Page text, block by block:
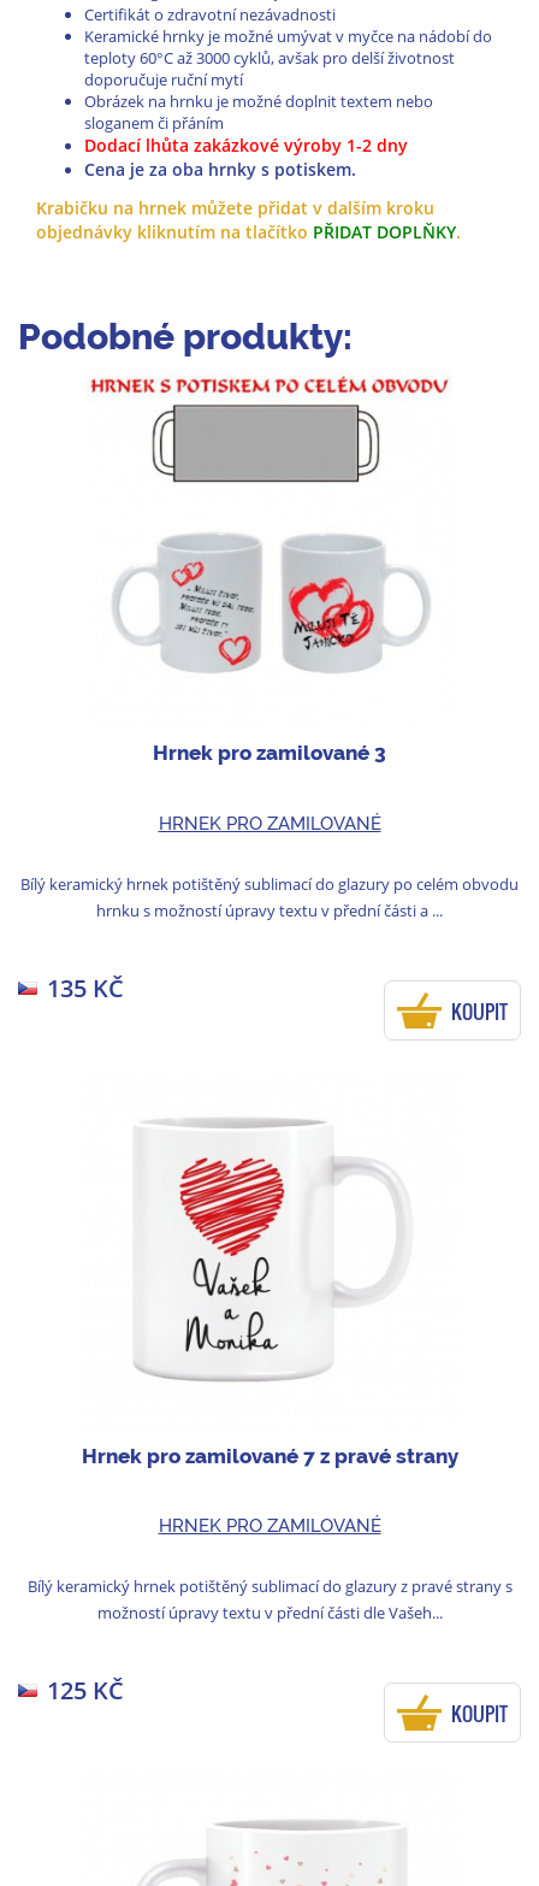
Certifikát o zdravotní nezávadnosti
Keramické hrnky je možné umývat v myčce na nádobí do
teploty 60°C až 3000 cyklů, avšak pro delší životnost
doporučuje ruční mytí
Obrázek na hrnku je možné doplnit textem nebo
sloganem či přáním
Dodací lhůta zakázkové výroby 1-2 dny
Cena je za oba hrnky s potiskem.
Krabičku na hrnek můžete přidat v dalším kroku
objednávky kliknutím na tlačítko PŘIDAT DOPLŇKY.
Podobné produkty:
Hrnek pro zamilované 3
HRNEK PRO ZAMILOVANÉ
Bílý keramický hrnek potištěný sublimací do glazury po celém obvodu
hrnku s možností úpravy textu v přední části a ...
135 KČ
KOUPIT
Hrnek pro zamilované 7 z pravé strany
HRNEK PRO ZAMILOVANÉ
Bílý keramický hrnek potištěný sublimací do glazury z pravé strany s
možností úpravy textu v přední části dle Vašeh...
125 KČ
KOUPIT